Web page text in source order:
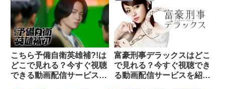
こちら予備自衛英雄補?!は
どこで見れる？今すぐ視聴
できる動画配信サービスを
富豪刑事デラックスはどこ
で見れる？今すぐ視聴でき
る動画配信サービスを紹